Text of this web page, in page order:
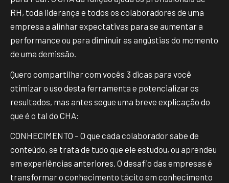
RH, toda liderança e todos os colaboradores de uma
empresa a alinhar expectativas para se aumentar a
performance ou para diminuir as angústias do momento
de uma demissão.
Quero compartilhar com vocês 3 dicas para você
otimizar o uso desta ferramenta e potencializar os
resultados, mas antes segue uma breve explicação do
que é o tal do CHA:
CONHECIMENTO – O que cada colaborador sabe de
conteúdo, se trata de tudo que ele estudou, ou aprendeu
em experiências anteriores. O desafio das empresas é
transformar o conhecimento tácito em conhecimento